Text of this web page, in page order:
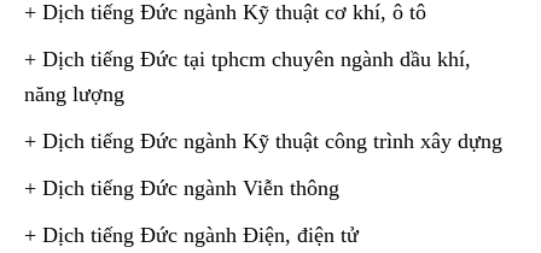
+ Dịch tiếng Đức ngành Kỹ thuật cơ khí, ô tô
+ Dịch tiếng Đức tại tphcm chuyên ngành dầu khí,
năng lượng
+ Dịch tiếng Đức ngành Kỹ thuật công trình xây dựng
+ Dịch tiếng Đức ngành Viễn thông
+ Dịch tiếng Đức ngành Điện, điện tử